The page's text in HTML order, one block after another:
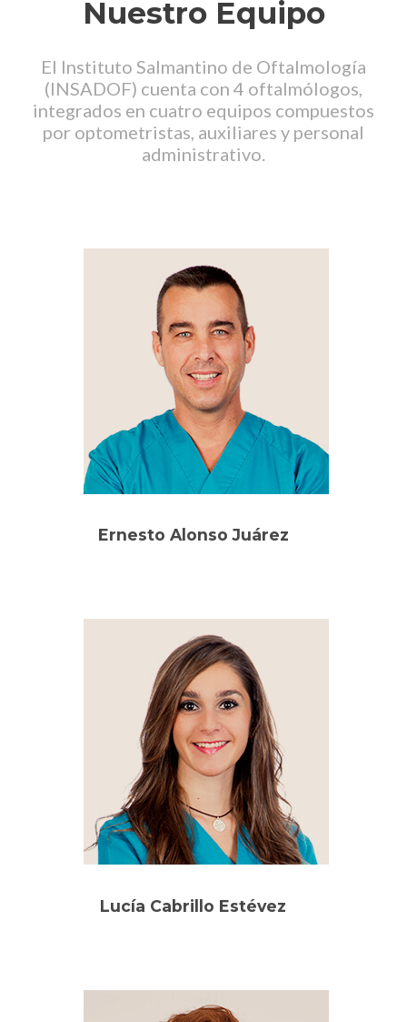
Nuestro Equipo
El Instituto Salmantino de Oftalmología
(INSADOF) cuenta con 4 oftalmólogos,
integrados en cuatro equipos compuestos
por optometristas, auxiliares y personal
administrativo.
Ernesto Alonso Juárez
Lucía Cabrillo Estévez